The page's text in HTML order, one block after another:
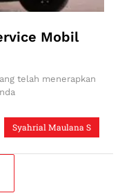
Mobil
Syahrial Maulana S
telah menerapkan